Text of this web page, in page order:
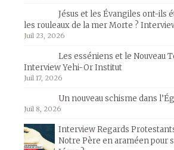
Jésus et les Évangiles ont-ils
les rouleaux de la mer Morte ?
Juil 23, 2026
Les esséniens et le Nouveau
Interview Yehi-Or Institut
Juil 17, 2026
Un nouveau schisme dans
Juil 8, 2026
Interview Regards
Notre Père en araméen pour